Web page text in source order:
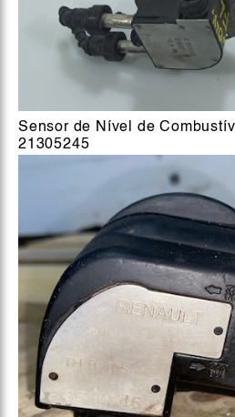
Sensor de Nível de
21305245